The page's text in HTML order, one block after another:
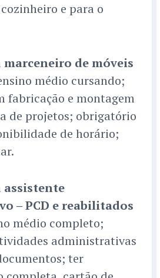
e para o
marceneiro de móveis
médio cursando;
fabricação e montagem
de projetos; obrigatório
de horário;
assistente
– PCD e reabilitados
médio completo;
administrativas
ter